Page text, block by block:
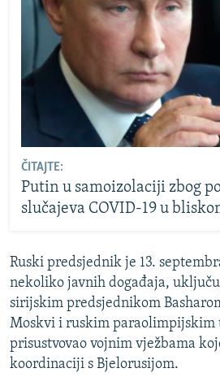
ČITAJTE:
Putin u samoizolaciji zbog
slučajeva COVID-19 u
Ruski predsjednik je 13.
nekoliko javnih događaja,
sirijskim predsjednikom
Moskvi i ruskim paraolimpijskim
prisustvovao vojnim vježbama
koordinaciji s Bjelorusijom.